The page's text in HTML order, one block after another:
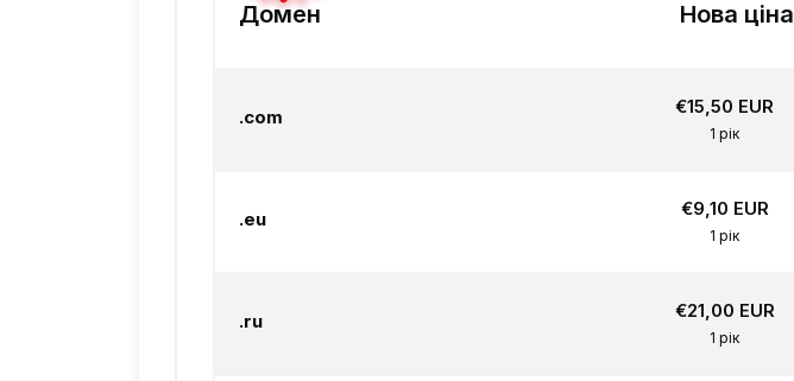
Домен Нова ціна
.com €15,50 EUR
1 рік
.eu €9,10 EUR
1 рік
.ru €21,00 EUR
1 рік